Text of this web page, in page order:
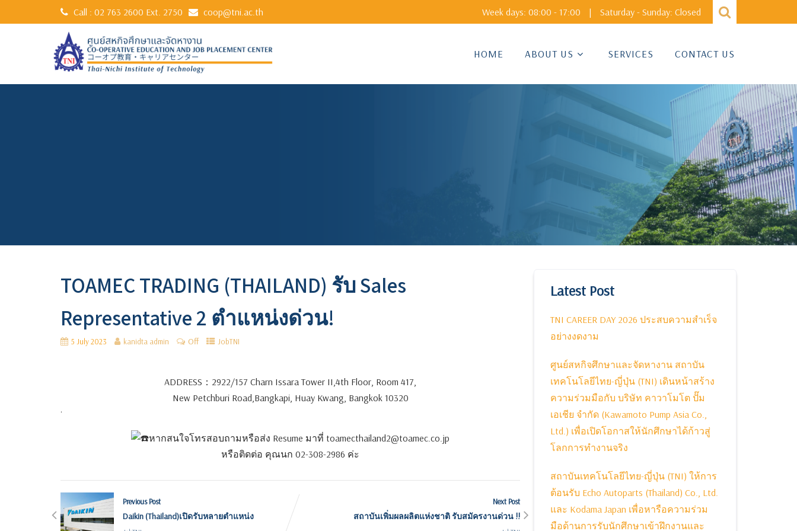
Call : 02 763 2600 Ext. 2750 coop@tni.ac.th Week days: 08:00 - 17:00 | Saturday - Sunday: Closed
HOME ABOUT US SERVICES CONTACT US
TOAMEC TRADING (THAILAND) รับ Sales
Representative 2 ตำแหน่งด่วน!
5 July 2023 kanidta admin Off JobTNI
ADDRESS：2922/157 Charn Issara Tower II,4th Floor, Room 417,
New Petchburi Road,Bangkapi, Huay Kwang, Bangkok 10320
.
หากสนใจโทรสอบถามหรือส่ง Resume มาที่ toamecthailand2@toamec.co.jp
หรือติดต่อ คุณนก 02-308-2986 ค่ะ
Previous Post
Daikin (Thailand)เปิดรับหลายตำแหน่ง
Next Post
สถาบันเพิ่มผลผลิตแห่งชาติ รับสมัครงานด่วน !!
Latest Post
TNI CAREER DAY 2026 ประสบความสำเร็จ
อย่างงดงาม
ศูนย์สหกิจศึกษาและจัดหางาน สถาบัน
เทคโนโลยีไทย-ญี่ปุ่น (TNI) เดินหน้าสร้าง
ความร่วมมือกับ บริษัท คาวาโมโต ปั๊ม
เอเชีย จำกัด (Kawamoto Pump Asia Co.,
Ltd.) เพื่อเปิดโอกาสให้นักศึกษาได้ก้าวสู่
โลกการทำงานจริง
สถาบันเทคโนโลยีไทย-ญี่ปุ่น (TNI) ให้การ
ต้อนรับ Echo Autoparts (Thailand) Co., Ltd.
และ Kodama Japan เพื่อหารือความร่วม
มือด้านการรับนักศึกษาเข้าฝึกงานและ